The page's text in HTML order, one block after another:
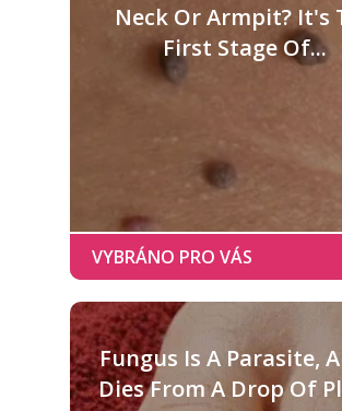
Neck Or Armpit? It's
First Stage Of...
Fungus Is A Parasite,
Dies From A Drop Of